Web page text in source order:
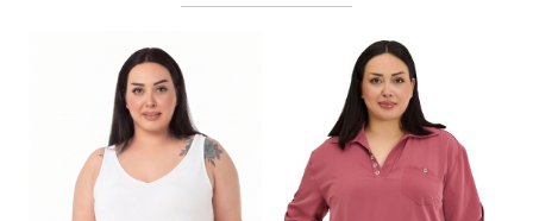
Manken Ölçüleri:
Boy:1.73 cm
Göğüs:108 cm | 87 cm | Basen:
119 cm
Bakım ve Uyarılar